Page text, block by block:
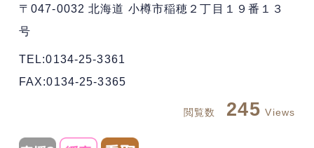
〒047-0032 北海道 小樽市稲穂２丁目１９番１３
号
TEL:0134-25-3361
FAX:0134-25-3365
閲覧数 245 Views